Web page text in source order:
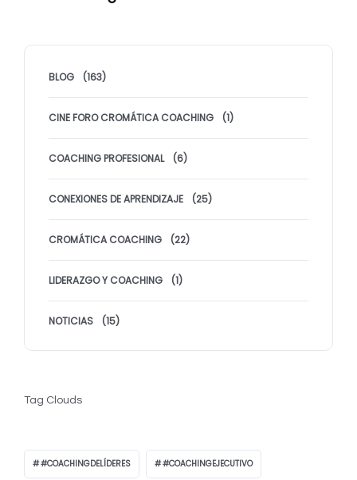
BLOG (163)
CINE FORO CROMÁTICA COACHING (1)
COACHING PROFESIONAL (6)
CONEXIONES DE APRENDIZAJE (25)
CROMÁTICA COACHING (22)
LIDERAZGO Y COACHING (1)
NOTICIAS (15)
Tag Clouds
#COACHINGDELÍDERES #COACHINGEJECUTIVO